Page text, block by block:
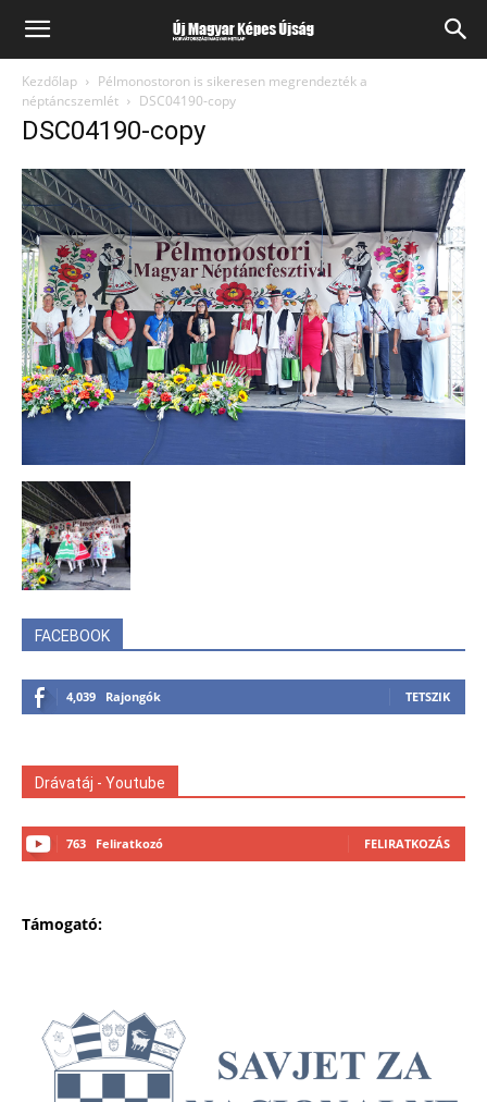
Kezdőlap
Pélmonostoron is sikeresen megrendezték a
néptáncszemlét
DSC04190-copy
DSC04190-copy
FACEBOOK
4,039 Rajongók TETSZIK
Drávatáj - Youtube
763 Feliratkozó FELIRATKOZÁS
Támogató: